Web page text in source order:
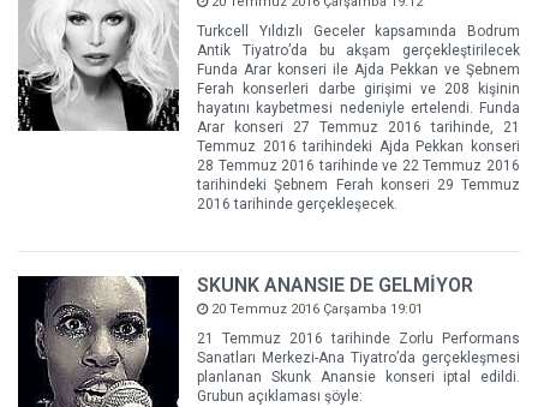
Turkcell Yıldızlı Geceler kapsamında Bodrum
Antik Tiyatro’da bu akşam gerçekleştirilecek
Funda Arar konseri ile Ajda Pekkan ve Şebnem
Ferah konserleri darbe girişimi ve 208 kişinin
hayatını kaybetmesi nedeniyle ertelendi. Funda
Arar konseri 27 Temmuz 2016 tarihinde, 21
Temmuz 2016 tarihindeki Ajda Pekkan konseri
28 Temmuz 2016 tarihinde ve 22 Temmuz 2016
tarihindeki Şebnem Ferah konseri 29 Temmuz
2016 tarihinde gerçekleşecek.
SKUNK ANANSIE DE GELMİYOR
20 Temmuz 2016 Çarşamba 19:01
21 Temmuz 2016 tarihinde Zorlu Performans
Sanatları Merkezi-Ana Tiyatro’da gerçekleşmesi
planlanan Skunk Anansie konseri iptal edildi.
Grubun açıklaması şöyle: